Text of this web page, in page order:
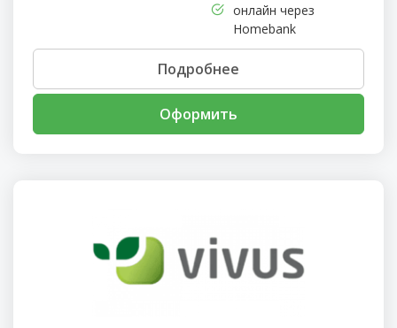
онлайн через
Homebank
Подробнее
Оформить